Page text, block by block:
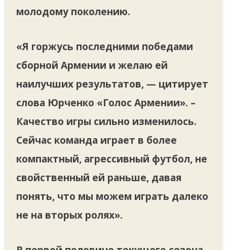
молодому поколению.
«Я горжусь последними победами
сборной Армении и желаю ей
наилучших результатов, — цитирует
слова Юрченко «Голос Армении». –
Качество игры сильно изменилось.
Сейчас команда играет в более
компактный, агрессивный футбол, не
свойственный ей раньше, давая
понять, что мы можем играть далеко
не на вторых ролях».